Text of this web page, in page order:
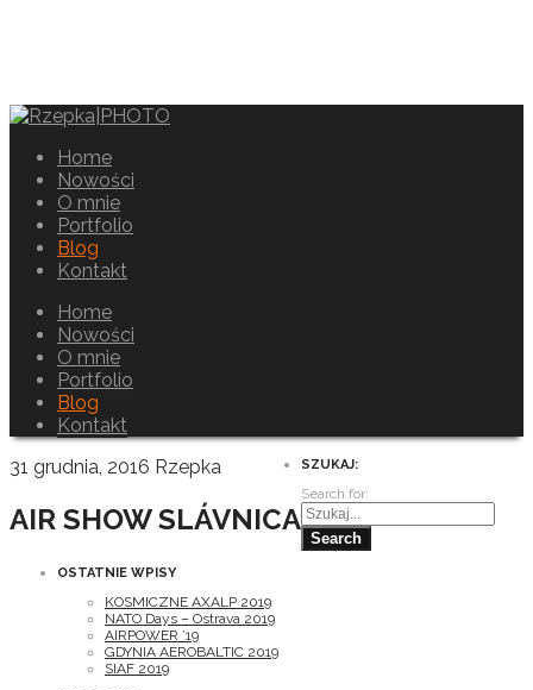
Home
Nowości
O mnie
Portfolio
Blog
Kontakt
Home
Nowości
O mnie
Portfolio
Blog
Kontakt
31 grudnia, 2016 Rzepka
AIR SHOW SLÁVNICA
SZUKAJ:
Search for:
OSTATNIE WPISY
KOSMICZNE AXALP 2019
NATO Days – Ostrava 2019
AIRPOWER ’19
GDYNIA AEROBALTIC 2019
SIAF 2019